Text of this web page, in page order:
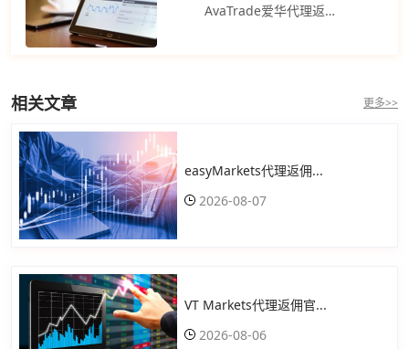
AvaTrade爱华代理返佣官网？当前全球金融市场中市场对日元资产的信心下滑
相关文章 更多>>
easyMarkets代理返佣...
2026-08-07
VT Markets代理返佣官...
2026-08-06